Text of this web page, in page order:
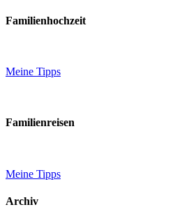
Familienhochzeit
Meine Tipps
Familienreisen
Meine Tipps
Archiv